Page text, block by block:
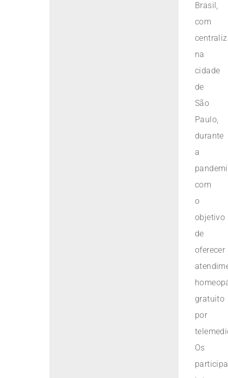
Brasil,
com
na
cidade
de
São
Paulo,
durante
a
com
o
objetivo
de
oferecer
gratuito
por
Os